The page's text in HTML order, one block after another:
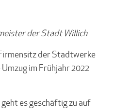
der Stadt Willich
der Stadtwerke
im Frühjahr 2022
es geschäftig zu auf